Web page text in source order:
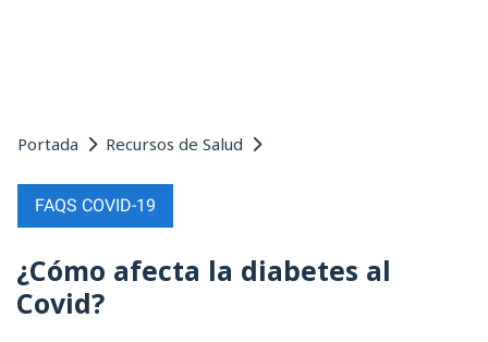
Portada Recursos de Salud
FAQS COVID-19
¿Cómo afecta la diabetes al
Covid?